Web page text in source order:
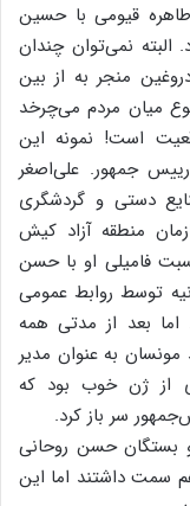
قیومی با حسین
البته نمی‌توان چندان
منجر به از بین
میان مردم می‌چرخد
است! نمونه این
رییس جمهور. علی‌اصغر
دستی و گردشگری
منطقه آزاد کیش
فامیلی او با حسن
توسط روابط عمومی
بعد از مدتی همه
به عنوان مدیر
از ژن خوب بود که
سر باز کرد.
و بستگان حسن روحانی
سمت‌ داشتند اما این